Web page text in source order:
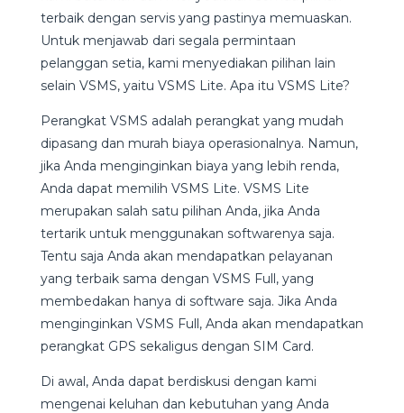
terbaik dengan servis yang pastinya memuaskan.
Untuk menjawab dari segala permintaan
pelanggan setia, kami menyediakan pilihan lain
selain VSMS, yaitu VSMS Lite. Apa itu VSMS Lite?
Perangkat VSMS adalah perangkat yang mudah
dipasang dan murah biaya operasionalnya. Namun,
jika Anda menginginkan biaya yang lebih renda,
Anda dapat memilih VSMS Lite. VSMS Lite
merupakan salah satu pilihan Anda, jika Anda
tertarik untuk menggunakan softwarenya saja.
Tentu saja Anda akan mendapatkan pelayanan
yang terbaik sama dengan VSMS Full, yang
membedakan hanya di software saja. Jika Anda
menginginkan VSMS Full, Anda akan mendapatkan
perangkat GPS sekaligus dengan SIM Card.
Di awal, Anda dapat berdiskusi dengan kami
mengenai keluhan dan kebutuhan yang Anda